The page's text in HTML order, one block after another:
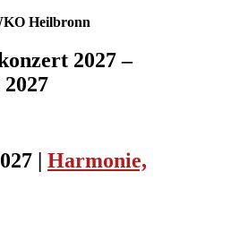
Heilbronn
2027 –
| Harmonie,